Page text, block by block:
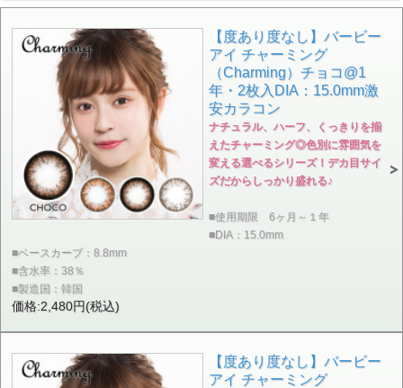
【度あり度なし】バービー
アイ チャーミング
（Charming）チョコ@1
年・2枚入DIA：15.0mm激
安カラコン
ナチュラル、ハーフ、くっきりを揃
えたチャーミング◎色別に雰囲気を
変える選べるシリーズ！デカ目サイ
ズだからしっかり盛れる♪
■使用期限 6ヶ月～１年
■DIA：15.0mm
■ベースカーブ：8.8mm
■含水率：38％
■製造国：韓国
価格:2,480円(税込)
【度あり度なし】バービー
アイ チャーミング